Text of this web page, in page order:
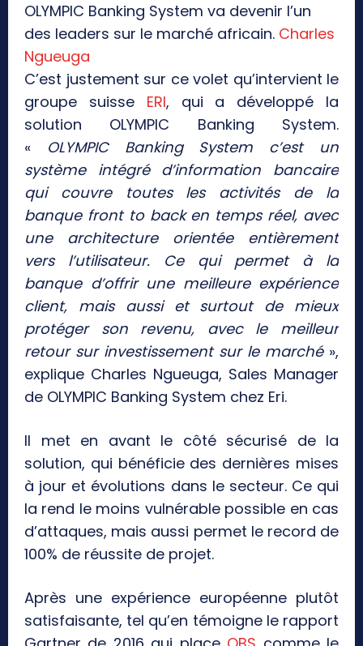
OLYMPIC Banking System va devenir l’un
des leaders sur le marché africain. Charles
Ngueuga
C’est justement sur ce volet qu’intervient le
groupe suisse ERI, qui a développé la
solution OLYMPIC Banking System.
« OLYMPIC Banking System c’est un
système intégré d’information bancaire
qui couvre toutes les activités de la
banque front to back en temps réel, avec
une architecture orientée entièrement
vers l’utilisateur. Ce qui permet à la
banque d’offrir une meilleure expérience
client, mais aussi et surtout de mieux
protéger son revenu, avec le meilleur
retour sur investissement sur le marché»,
explique Charles Ngueuga, Sales Manager
de OLYMPIC Banking System chez Eri.
Il met en avant le côté sécurisé de la
solution, qui bénéficie des dernières mises
à jour et évolutions dans le secteur. Ce qui
la rend le moins vulnérable possible en cas
d’attaques, mais aussi permet le record de
100% de réussite de projet.
Après une expérience européenne plutôt
satisfaisante, tel qu’en témoigne le rapport